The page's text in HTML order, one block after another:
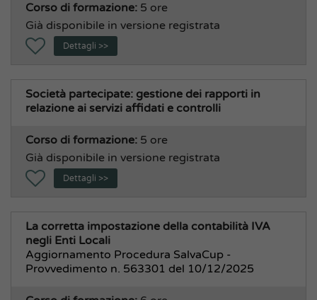
Corso di formazione: 5 ore
Già disponibile in versione registrata
Dettagli >>
Società partecipate: gestione dei rapporti in
relazione ai servizi affidati e controlli
Corso di formazione: 5 ore
Già disponibile in versione registrata
Dettagli >>
La corretta impostazione della contabilità IVA
negli Enti Locali
Aggiornamento Procedura SalvaCup -
Provvedimento n. 563301 del 10/12/2025